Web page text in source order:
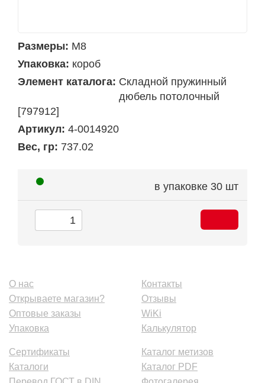
Размеры: М8
Упаковка: короб
Элемент каталога: Складной пружинный
дюбель потолочный
[797912]
Артикул: 4-0014920
Вес, гр: 737.02
в упаковке 30 шт
О нас
Открываете магазин?
Оптовые заказы
Упаковка
Контакты
Отзывы
WiKi
Калькулятор
Сертификаты
Каталоги
Каталог метизов
Каталог PDF